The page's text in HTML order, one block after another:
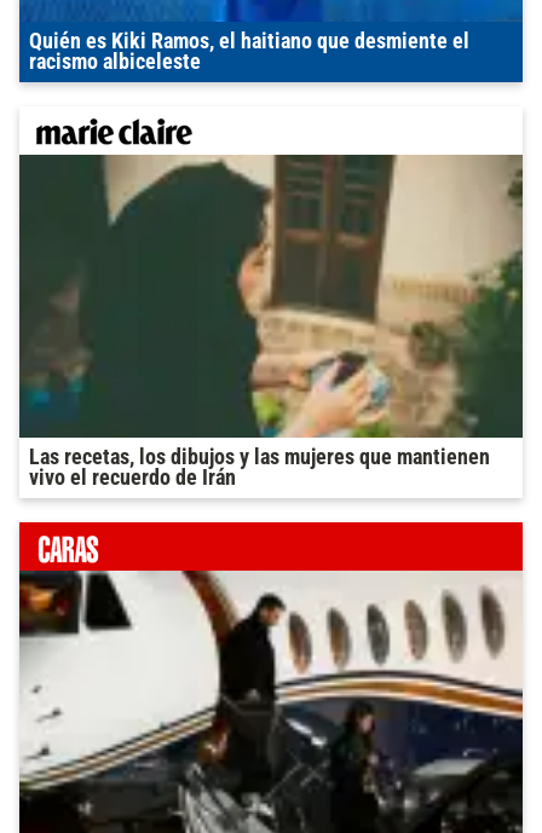
Quién es Kiki Ramos, el haitiano que desmiente el
racismo albiceleste
Las recetas, los dibujos y las mujeres que mantienen
vivo el recuerdo de Irán